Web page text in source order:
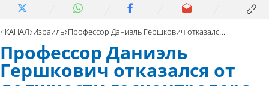
7 КАНАЛ Израиль Профессор Даниэль Гершкович отказался от должности госконтролера
Профессор Даниэль
Гершкович отказался от